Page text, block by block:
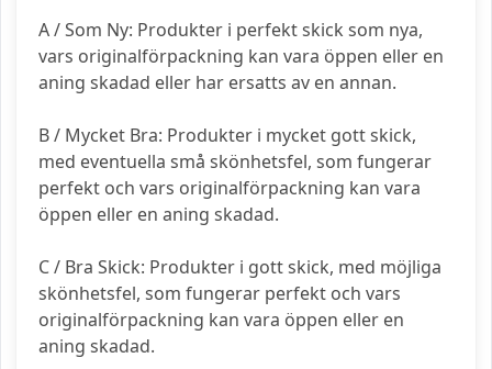
A / Som Ny: Produkter i perfekt skick som nya,
vars originalförpackning kan vara öppen eller en
aning skadad eller har ersatts av en annan.
B / Mycket Bra: Produkter i mycket gott skick,
med eventuella små skönhetsfel, som fungerar
perfekt och vars originalförpackning kan vara
öppen eller en aning skadad.
C / Bra Skick: Produkter i gott skick, med möjliga
skönhetsfel, som fungerar perfekt och vars
originalförpackning kan vara öppen eller en
aning skadad.